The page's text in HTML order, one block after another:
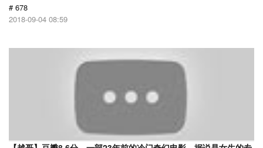
# 678
2018-09-04 08:59